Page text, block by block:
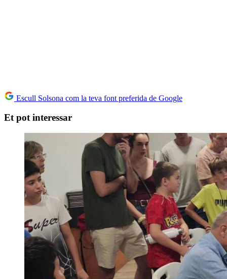
Escull Solsona com la teva font preferida de Google
Et pot interessar